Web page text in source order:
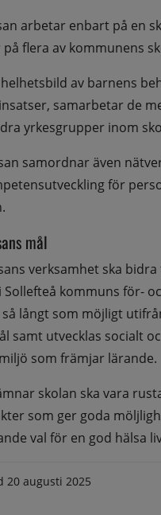
arbetar enbart på en
flera av kommunens
av barnens
samarbetar de
yrkesgrupper inom
samordnar även
för
mål
verksamhet ska
Sollefteå kommuns för-
långt som möjligt
samt utvecklas socialt
som främjar lärande.
skolan ska vara
som ger goda
val för en god hälsa
20 augusti 2025